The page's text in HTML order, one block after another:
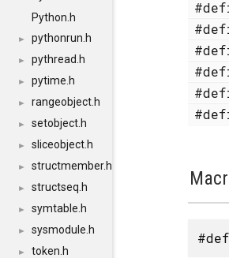
Python.h
► pythonrun.h
► pythread.h
► pytime.h
► rangeobject.h
► setobject.h
► sliceobject.h
► structmember.h
► structseq.h
► symtable.h
► sysmodule.h
► token.h